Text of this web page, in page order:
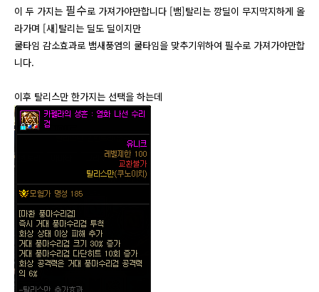
이 두 가지는 필수로 가져가야만합니다 [뱀]탈리는 깡딜이 무지막지하게 올
라가며 [새]탈리는 딜도 딜이지만
쿨타임 감소효과로 뱀새풍염의 쿨타임을 맞추기위하여 필수로 가져가야만합
니다.
이후 탈리스만 한가지는 선택을 하는데